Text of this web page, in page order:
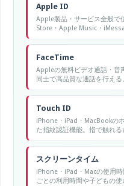
Apple ID
Apple製品・サービス全般で
Store・Apple Music・
FaceTime
Appleの無料ビデオ通話・音
同士で高品質な通話を行える
Touch ID
iPhone・iPad・MacBookの
た指紋認証機能。指で触れる
スクリーンタイム
iPhone・iPad・Macの使用
ごとの利用時間や子どもの使